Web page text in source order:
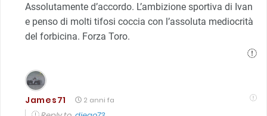
Assolutamente d’accordo. L’ambizione sportiva di Ivan
e penso di molti tifosi coccia con l’assoluta mediocrità
del forbicina. Forza Toro.
James71 2 anni fa